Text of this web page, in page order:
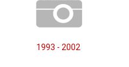
1993 - 2002